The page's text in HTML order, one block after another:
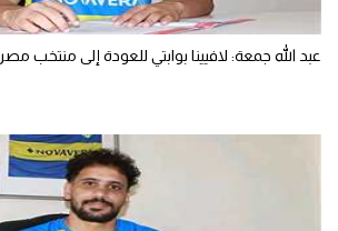
عبد الله جمعة: لافيينا بوابتي للعودة إلى منتخب مصر